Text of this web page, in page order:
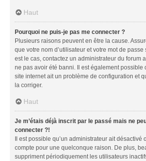
Haut
Pourquoi ne puis-je pas me connecter ?
Plusieurs raisons peuvent en être la cause.
que votre nom d’utilisateur et votre mot de passe
est le cas, contactez un administrateur du forum
ne pas avoir été banni. Il est également possible
site internet ait un problème de configuration et
la corriger.
Haut
Je m’étais déjà inscrit par le passé mais ne
connecter ?!
Il est possible qu’un administrateur ait désactivé
compte pour une quelconque raison. De plus,
suppriment périodiquement les utilisateurs